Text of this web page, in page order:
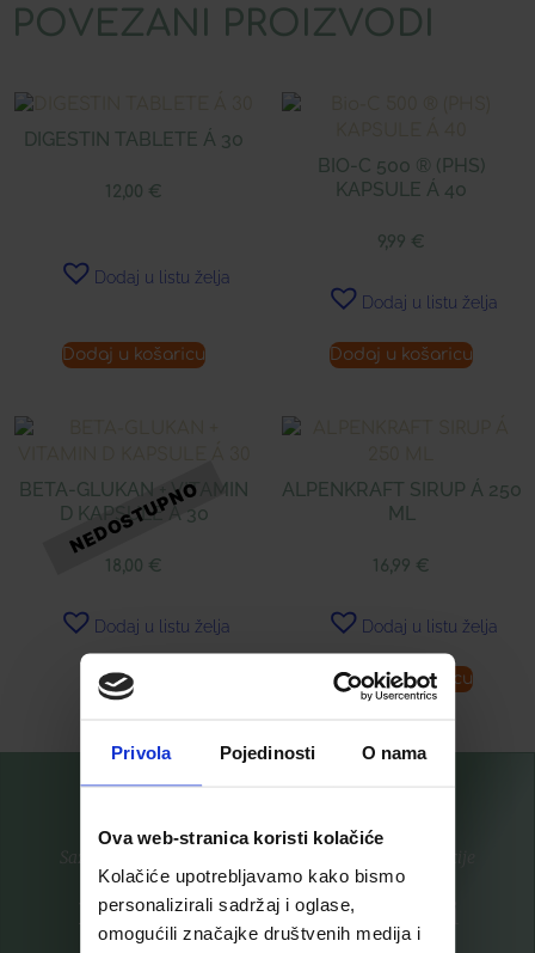
Privola Pojedinosti O nama
Ova web-stranica koristi kolačiće
Kolačiće upotrebljavamo kako bismo
personalizirali sadržaj i oglase,
omogućili značajke društvenih medija i
POVEZANI PROIZVODI
DIGESTIN TABLETE Á 30
12,00 €
Dodaj u listu želja
Dodaj u košaricu
BIO-C 500 ® (PHS)
KAPSULE Á 40
9,99 €
Dodaj u listu želja
Dodaj u košaricu
BETA-GLUKAN + VITAMIN
D KAPSULE Á 30
18,00 €
Dodaj u listu želja
Pročitaj više
ALPENKRAFT SIRUP Á 250
ML
16,99 €
Dodaj u listu želja
Dodaj u košaricu
Saznajte prvi za nove proizvode i ekskluzivne promocije
Prijavite se na listu za novosti